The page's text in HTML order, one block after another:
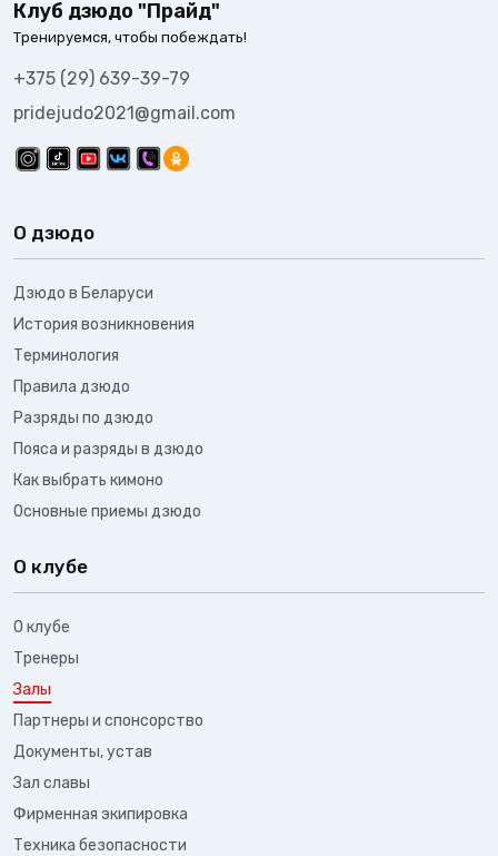
Клуб дзюдо "Прайд"
Тренируемся, чтобы побеждать!
+375 (29) 639-39-79
pridejudo2021@gmail.com
О дзюдо
Дзюдо в Беларуси
История возникновения
Терминология
Правила дзюдо
Разряды по дзюдо
Пояса и разряды в дзюдо
Как выбрать кимоно
Основные приемы дзюдо
О клубе
О клубе
Тренеры
Залы
Партнеры и спонсорство
Документы, устав
Зал славы
Фирменная экипировка
Техника безопасности